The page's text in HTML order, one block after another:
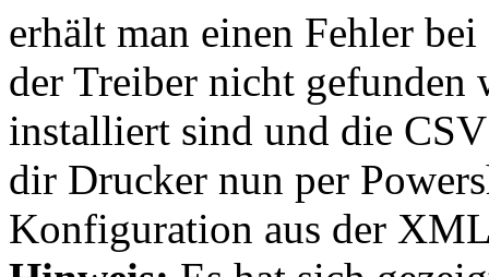
erhält man einen Fehler
der Treiber nicht gefunden
installiert sind und die
dir Drucker nun per
Konfiguration aus der